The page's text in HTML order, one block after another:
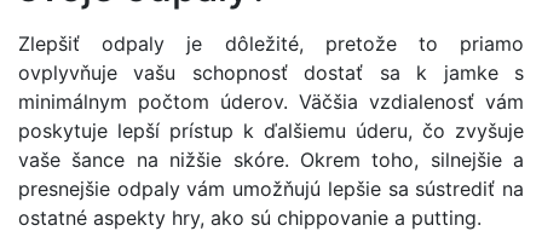
Zlepšiť odpaly je dôležité, pretože to priamo
ovplyvňuje vašu schopnosť dostať sa k jamke s
minimálnym počtom úderov. Väčšia vzdialenosť vám
poskytuje lepší prístup k ďalšiemu úderu, čo zvyšuje
vaše šance na nižšie skóre. Okrem toho, silnejšie a
presnejšie odpaly vám umožňujú lepšie sa sústrediť na
ostatné aspekty hry, ako sú chippovanie a putting.